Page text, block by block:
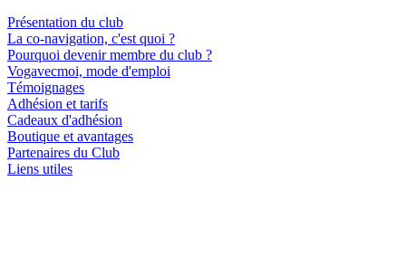
Présentation du club
La co-navigation, c'est quoi ?
Pourquoi devenir membre du club ?
Vogavecmoi, mode d'emploi
Témoignages
Adhésion et tarifs
Cadeaux d'adhésion
Boutique et avantages
Partenaires du Club
Liens utiles